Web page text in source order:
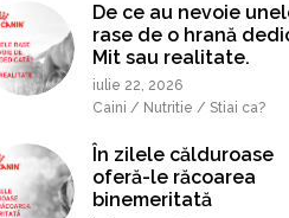
De ce au nevoie
rase de o hrană
Mit sau realitate.
iulie 22, 2026
Caini / Nutritie / Stiai ca?
În zilele călduroase
oferă-le răcoarea
binemeritată